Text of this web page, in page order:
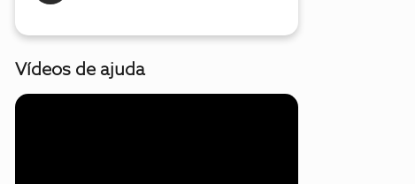
Vídeos de ajuda